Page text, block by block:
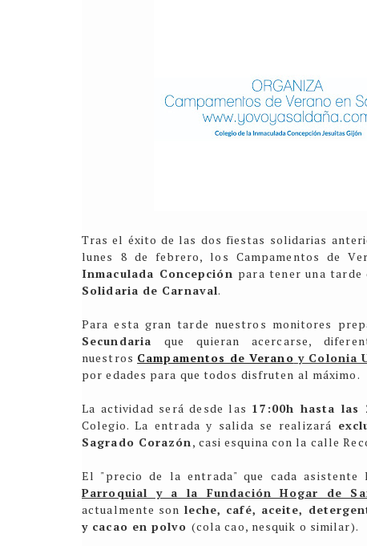
Tras el éxito de las dos fiestas solidarias
lunes 8 de febrero, los Campamentos de
Inmaculada Concepción para teneruna tarde
Solidaria de Carnaval.
Para esta gran tarde nuestros monitores
Secundariaque quieran acercarse,
nuestros Campamentos de Verano y Colonia
por edades para que todos disfruten al máximo.
La actividad será desde las 17:00h hasta las
Colegio. La entrada y salida se realizará
Sagrado Corazón, casi esquina con la calle
El "precio de la entrada" que cada asistente
Parroquial y a la Fundación Hogar de
actualmente son leche, café, aceite,
y cacao en polvo (cola cao, nesquik o similar).